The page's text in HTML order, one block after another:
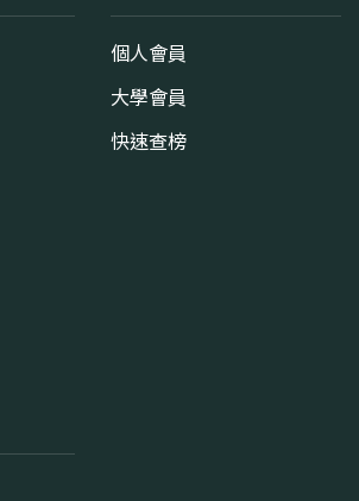
個人會員
大學會員
快速查榜